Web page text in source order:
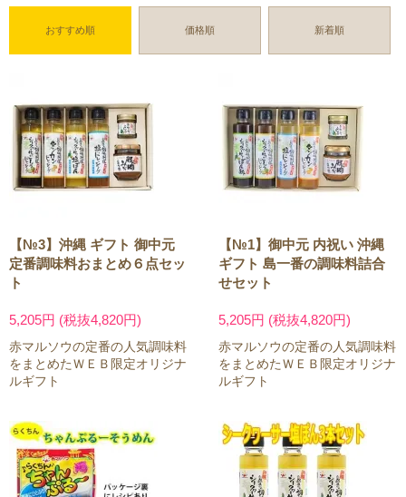
おすすめ順 価格順 新着順
【№3】沖縄 ギフト 御中元
定番調味料おまとめ６点セッ
ト
5,205円 (税抜4,820円)
赤マルソウの定番の人気調味料
をまとめたＷＥＢ限定オリジナ
ルギフト
【№1】御中元 内祝い 沖縄
ギフト 島一番の調味料詰合
せセット
5,205円 (税抜4,820円)
赤マルソウの定番の人気調味料
をまとめたＷＥＢ限定オリジナ
ルギフト